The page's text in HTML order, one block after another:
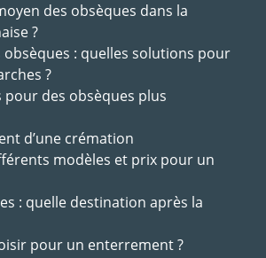
des obsèques dans la
?
obsèques : quelles solutions pour
?
pour des obsèques plus
d’une crémation
modèles et prix pour un
: quelle destination après la
pour un enterrement ?